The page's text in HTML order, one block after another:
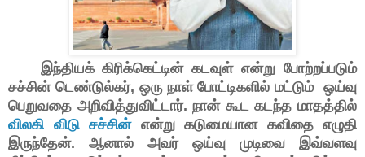
இந்தியக் கிரிக்கெட்டின் கடவுள் என்று போற்றப்படும்
சச்சின் டெண்டுல்கர், ஒரு நாள் போட்டிகளில் மட்டும் ஒய்வு
பெறுவதை அறிவித்துவிட்டார். நான் கூட கடந்த மாதத்தில்
விலகி விடு சச்சின்என்று கடுமையான கவிதை எழுதி
இருந்தேன். ஆனால் அவர் ஒய்வு முடிவை இவ்வளவு